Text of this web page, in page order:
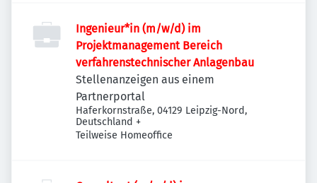
Ingenieur*in (m/w/d) im
Projektmanagement Bereich
verfahrenstechnischer Anlagenbau
Stellenanzeigen aus einem
Partnerportal
Haferkornstraße, 04129 Leipzig-Nord,
Deutschland +
Teilweise Homeoffice